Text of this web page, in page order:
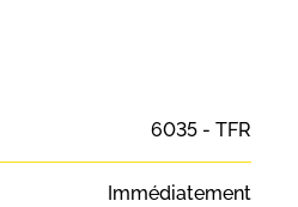
6035 - TFR
Immédiatement